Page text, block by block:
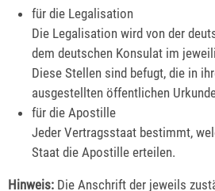
für die Legalisation
Die Legalisation wird von der
dem deutschen Konsulat im
Diese Stellen sind befugt, die in
ausgestellten öffentlichen
für die Apostille
Jeder Vertragsstaat bestimmt,
Staat die Apostille erteilen.
Hinweis: Die Anschrift der jeweils